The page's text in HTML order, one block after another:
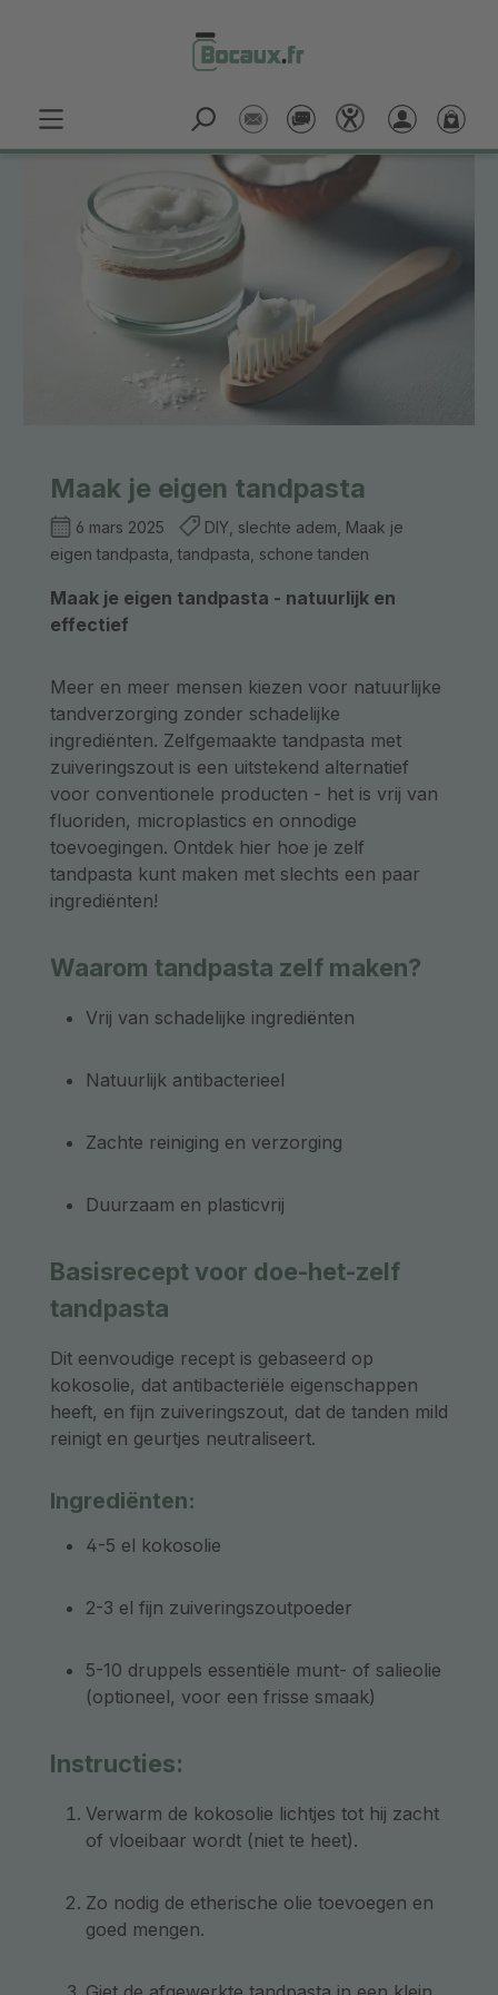
Maak je eigen tandpasta
6 mars 2025
DIY, slechte adem, Maak je
eigen tandpasta, tandpasta, schone tanden
Maak je eigen tandpasta - natuurlijk en
effectief
Meer en meer mensen kiezen voor natuurlijke
tandverzorging zonder schadelijke
ingrediënten. Zelfgemaakte tandpasta met
zuiveringszout is een uitstekend alternatief
voor conventionele producten - het is vrij van
fluoriden, microplastics en onnodige
toevoegingen. Ontdek hier hoe je zelf
tandpasta kunt maken met slechts een paar
ingrediënten!
Waarom tandpasta zelf maken?
Vrij van schadelijke ingrediënten
Natuurlijk antibacterieel
Zachte reiniging en verzorging
Duurzaam en plasticvrij
Basisrecept voor doe-het-zelf
tandpasta
Dit eenvoudige recept is gebaseerd op
kokosolie, dat antibacteriële eigenschappen
heeft, en fijn zuiveringszout, dat de tanden mild
reinigt en geurtjes neutraliseert.
Ingrediënten:
4-5 el kokosolie
2-3 el fijn zuiveringszoutpoeder
5-10 druppels essentiële munt- of salieolie
(optioneel, voor een frisse smaak)
Instructies:
Verwarm de kokosolie lichtjes tot hij zacht
of vloeibaar wordt (niet te heet).
Zo nodig de etherische olie toevoegen en
goed mengen.